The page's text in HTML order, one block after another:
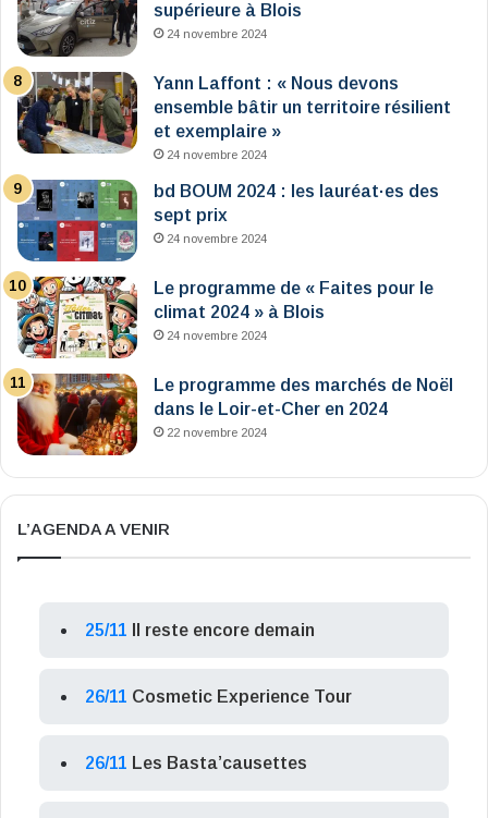
supérieure à Blois
24 novembre 2024
Yann Laffont : « Nous devons
ensemble bâtir un territoire résilient
et exemplaire »
24 novembre 2024
bd BOUM 2024 : les lauréat·es des
sept prix
24 novembre 2024
Le programme de « Faites pour le
climat 2024 » à Blois
24 novembre 2024
Le programme des marchés de Noël
dans le Loir-et-Cher en 2024
22 novembre 2024
L’AGENDA A VENIR
25/11 Il reste encore demain
26/11 Cosmetic Experience Tour
26/11 Les Basta’causettes